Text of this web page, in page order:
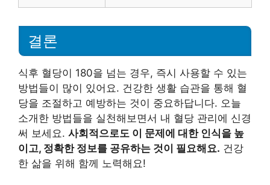
결론
식후 혈당이 180을 넘는 경우, 즉시 사용할 수 있는
방법들이 많이 있어요. 건강한 생활 습관을 통해 혈
당을 조절하고 예방하는 것이 중요하답니다. 오늘
소개한 방법들을 실천해보면서 내 혈당 관리에 신경
써 보세요. 사회적으로도 이 문제에 대한 인식을 높
이고, 정확한 정보를 공유하는 것이 필요해요. 건강
한 삶을 위해 함께 노력해요!